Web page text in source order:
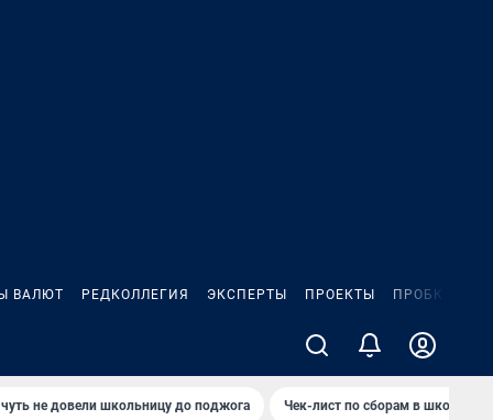
ВАЛЮТ РЕДКОЛЛЕГИЯ ЭКСПЕРТЫ ПРОЕКТЫ ПРОБКИ
не довели школьницу до поджога Чек-лист по сборам в школу в